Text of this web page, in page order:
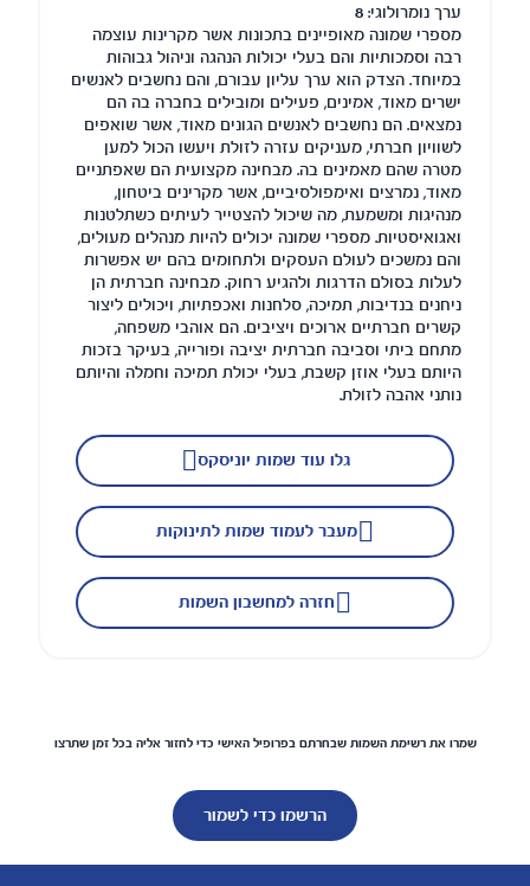
ערך נומרולוגי: 8
מספרי שמונה מאופיינים בתכונות אשר מקרינות עוצמה
רבה וסמכותיות והם בעלי יכולות הנהגה וניהול גבוהות
במיוחד. הצדק הוא ערך עליון עבורם, והם נחשבים לאנשים
ישרים מאוד, אמינים, פעילים ומובילים בחברה בה הם
נמצאים. הם נחשבים לאנשים הגונים מאוד, אשר שואפים
לשוויון חברתי, מעניקים עזרה לזולת ויעשו הכול למען
מטרה שהם מאמינים בה. מבחינה מקצועית הם שאפתניים
מאוד, נמרצים ואימפולסיביים, אשר מקרינים ביטחון,
מנהיגות ומשמעת, מה שיכול להצטייר לעיתים כשתלטנות
ואגואיסטיות. מספרי שמונה יכולים להיות מנהלים מעולים,
והם נמשכים לעולם העסקים ולתחומים בהם יש אפשרות
לעלות בסולם הדרגות ולהגיע רחוק. מבחינה חברתית הן
ניחנים בנדיבות, תמיכה, סלחנות ואכפתיות, ויכולים ליצור
קשרים חברתיים ארוכים ויציבים. הם אוהבי משפחה,
מתחם ביתי וסביבה חברתית יציבה ופורייה, בעיקר בזכות
היותם בעלי אוזן קשבת, בעלי יכולת תמיכה וחמלה והיותם
נותני אהבה לזולת.
מעבר לעמוד שמות לתינוקות
חזרה למחשבון השמות
גלו עוד שמות יוניסקס
שמרו את רשימת השמות שבחרתם בפרופיל האישי כדי לחזור אליה בכל זמן שתרצו
הרשמו כדי לשמור